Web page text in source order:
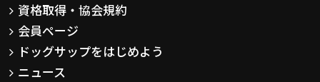
資格取得・協会規約
会員ページ
ドッグサップをはじめよう
ニュース